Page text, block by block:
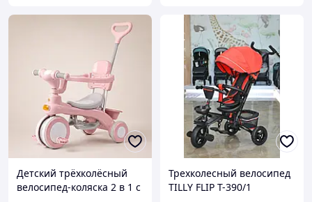
Детский трёхколёсный
велосипед-коляска 2 в 1 с
Трехколесный велосипед
TILLY FLIP T-390/1